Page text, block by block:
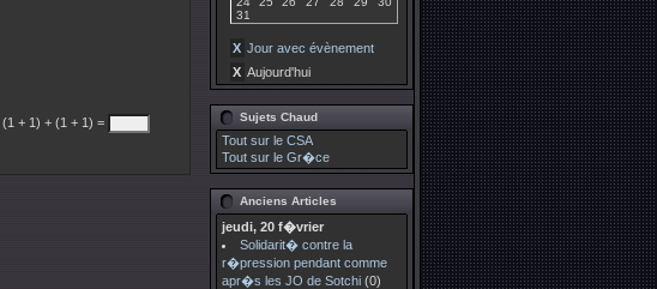
(1 + 1) + (1 + 1) =
31
X Jour avec évènement
X Aujourd'hui
Sujets Chaud
Tout sur le CSA
Tout sur le Gr�ce
Anciens Articles
jeudi, 20 f�vrier
Solidarit� contre la
r�pression pendant comme
apr�s les JO de Sotchi (0)